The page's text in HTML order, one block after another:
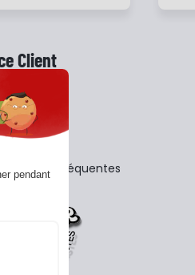
Client
3 ans
Fréquentes